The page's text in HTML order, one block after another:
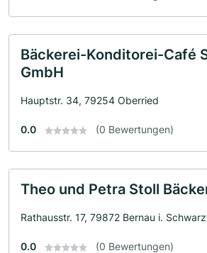
Bäckerei-Konditorei-Café
GmbH
Hauptstr. 34, 79254 Oberried
0.0 (0 Bewertungen)
Theo und Petra Stoll
Rathausstr. 17, 79872 Bernau i.
0.0 (0 Bewertungen)